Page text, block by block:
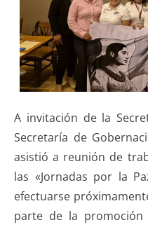
A invitación de la
Secretaría de
asistió a reunión de
las «Jornadas por la
efectuarse
parte de la promoción